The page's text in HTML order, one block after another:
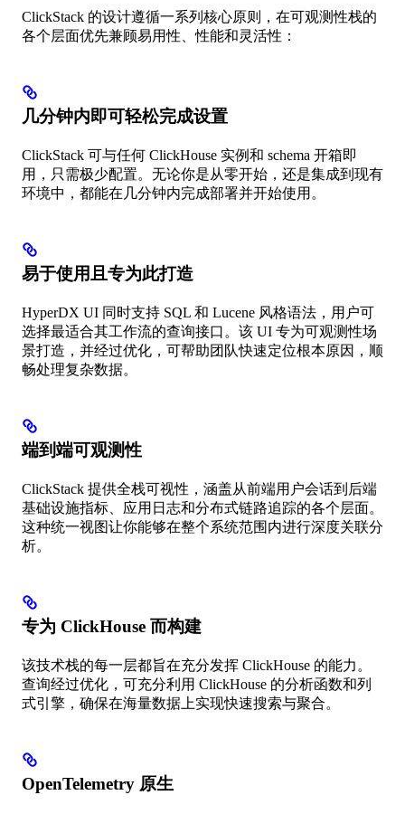
ClickStack 的设计遵循一系列核心原则，在可观测性栈的
各个层面优先兼顾易用性、性能和灵活性：
几分钟内即可轻松完成设置
ClickStack 可与任何 ClickHouse 实例和 schema 开箱即
用，只需极少配置。无论你是从零开始，还是集成到现有
环境中，都能在几分钟内完成部署并开始使用。
易于使用且专为此打造
HyperDX UI 同时支持 SQL 和 Lucene 风格语法，用户可
选择最适合其工作流的查询接口。该 UI 专为可观测性场
景打造，并经过优化，可帮助团队快速定位根本原因，顺
畅处理复杂数据。
端到端可观测性
ClickStack 提供全栈可视性，涵盖从前端用户会话到后端
基础设施指标、应用日志和分布式链路追踪的各个层面。
这种统一视图让你能够在整个系统范围内进行深度关联分
析。
专为 ClickHouse 而构建
该技术栈的每一层都旨在充分发挥 ClickHouse 的能力。
查询经过优化，可充分利用 ClickHouse 的分析函数和列
式引擎，确保在海量数据上实现快速搜索与聚合。
OpenTelemetry 原生